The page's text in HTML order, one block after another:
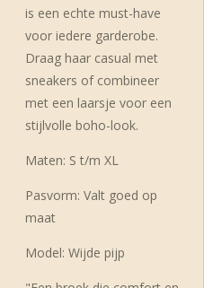
is een echte must-have
voor iedere garderobe.
Draag haar casual met
sneakers of combineer
met een laarsje voor een
stijlvolle boho-look.
Maten: S t/m XL
Pasvorm: Valt goed op
maat
Model: Wijde pijp